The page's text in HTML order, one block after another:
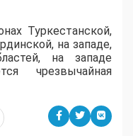
Туркестанской,
на западе,
на западе
чрезвычайная